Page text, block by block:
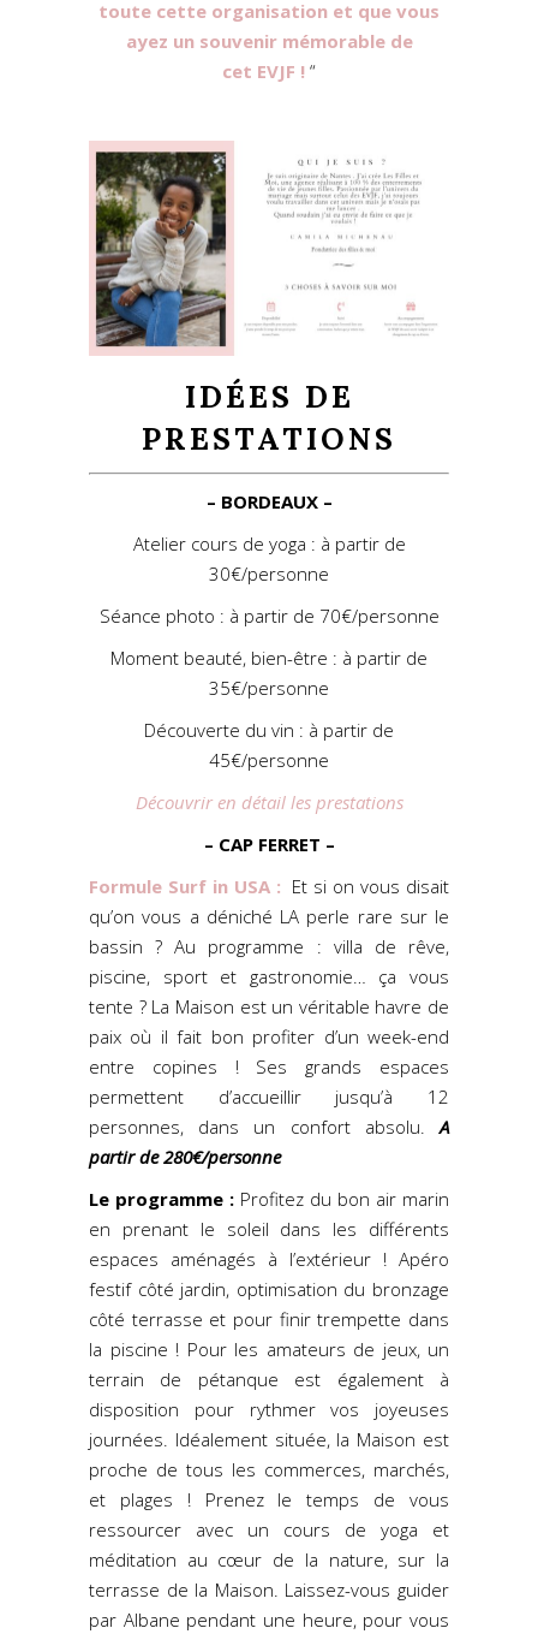
toute cette organisation et que vous
ayez un souvenir mémorable de
cet EVJF ! “
IDÉES DE
PRESTATIONS
– BORDEAUX –
Atelier cours de yoga : à partir de
30€/personne
Séance photo : à partir de 70€/personne
Moment beauté, bien-être : à partir de
35€/personne
Découverte du vin : à partir de
45€/personne
Découvrir en détail les prestations
– CAP FERRET –
Formule Surf in USA : Et si on vous disait
qu’on vous a déniché LA perle rare sur le
bassin ? Au programme : villa de rêve,
piscine, sport et gastronomie… ça vous
tente ? La Maison est un véritable havre de
paix où il fait bon profiter d’un week-end
entre copines ! Ses grands espaces
permettent d’accueillir jusqu’à 12
personnes, dans un confort absolu.A
partir de 280€/personne
Le programme : Profitez du bon air marin
en prenant le soleil dans les différents
espaces aménagés à l’extérieur ! Apéro
festif côté jardin, optimisation du bronzage
côté terrasse et pour finir trempette dans
la piscine ! Pour les amateurs de jeux, un
terrain de pétanque est également à
disposition pour rythmer vos joyeuses
journées. Idéalement située, la Maison est
proche de tous les commerces, marchés,
et plages ! Prenez le temps de vous
ressourcer avec un cours de yoga et
méditation au cœur de la nature, sur la
terrasse de la Maison. Laissez-vous guider
par Albane pendant une heure, pour vous